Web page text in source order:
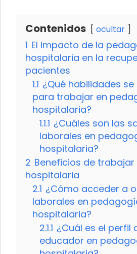
Contenidos ocultar
1 El impacto de la
hospitalaria en la
pacientes
1.1 ¿Qué habilidades
para trabajar en
hospitalaria?
1.1.1 ¿Cuáles son las
laborales en
hospitalaria?
2 Beneficios de
hospitalaria
2.1 ¿Cómo acceder a
laborales en
hospitalaria?
2.1.1 ¿Cuál es el perfil
educador en